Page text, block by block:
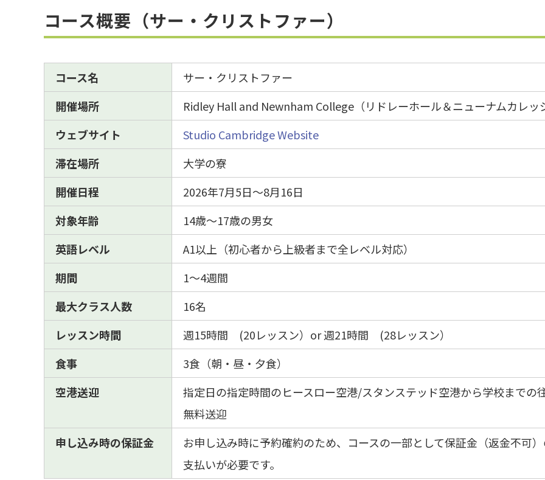
コース概要（サー・クリストファー）
コース名
サー・クリストファー
開催場所
Ridley Hall and Newnham College（リドレーホール＆ニューナムカレッ
ウェブサイト
Studio Cambridge Website
滞在場所
大学の寮
開催日程
2026年7月5日～8月16日
対象年齢
14歳～17歳の男女
英語レベル
A1以上（初心者から上級者まで全レベル対応）
期間
1～4週間
最大クラス人数
16名
レッスン時間
週15時間 (20レッスン）or 週21時間 (28レッスン）
食事
3食（朝・昼・夕食）
空港送迎
指定日の指定時間のヒースロー空港/スタンステッド空港から学校までの
無料送迎
申し込み時の保証金
お申し込み時に予約確約のため、コースの一部として保証金（返金不可
支払いが必要です。